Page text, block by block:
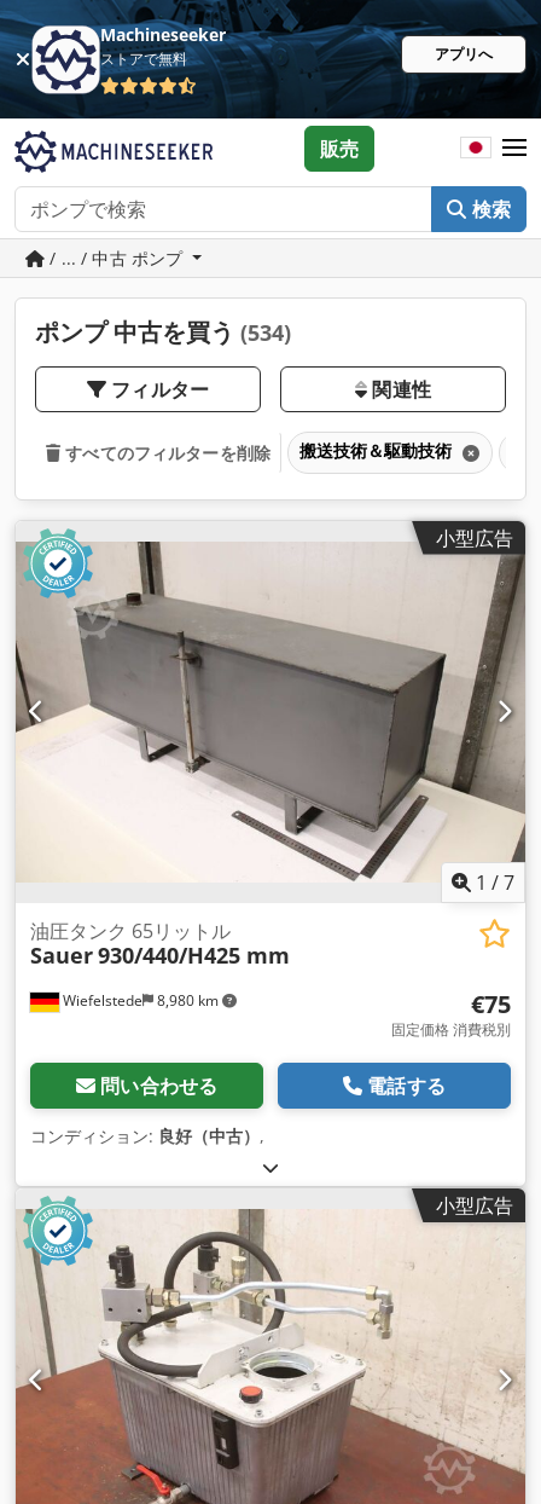
Machineseeker
ストアで無料 アプリへ
検索
販売
/ ... / 中古 ポンプ
ポンプ 中古を買う (534)
フィルター 関連性
すべてのフィルターを削除 搬送技術＆駆動技術
小型広告
1 /7
Wiefelstede 8,980 km
油圧タンク 65リットル
Sauer930/440/H425 mm
€75
固定価格 消費税別
問い合わせる 電話する
コンディション: 良好（中古） ,
小型広告